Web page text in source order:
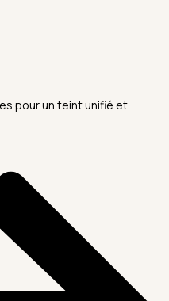
pour un teint unifié et